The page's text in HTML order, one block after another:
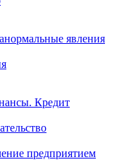
явления
Кредит
предприятием